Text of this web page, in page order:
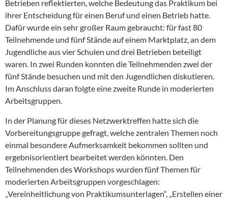
Betrieben reflektierten, welche Bedeutung das Praktikum bei
ihrer Entscheidung für einen Beruf und einen Betrieb hatte.
Dafür wurde ein sehr großer Raum gebraucht: für fast 80
Teilnehmende und fünf Stände auf einem Marktplatz, an dem
Jugendliche aus vier Schulen und drei Betrieben beteiligt
waren. In zwei Runden konnten die Teilnehmenden zwei der
fünf Stände besuchen und mit den Jugendlichen diskutieren.
Im Anschluss daran folgte eine zweite Runde in moderierten
Arbeitsgruppen.
In der Planung für dieses Netzwerktreffen hatte sich die
Vorbereitungsgruppe gefragt, welche zentralen Themen noch
einmal besondere Aufmerksamkeit bekommen sollten und
ergebnisorientiert bearbeitet werden könnten. Den
Teilnehmenden des Workshops wurden fünf Themen für
moderierten Arbeitsgruppen vorgeschlagen:
„Vereinheitlichung von Praktikumsunterlagen“, „Erstellen einer